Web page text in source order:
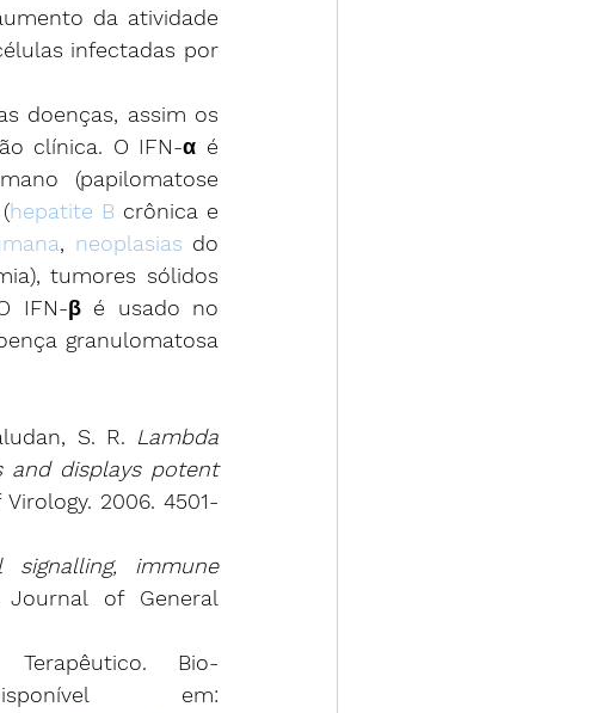
da atividade
infectadas por
doenças, assim os
clínica. O IFN-α é
(papilomatose
hepatite B
, neoplasias
tumores sólidos
IFN-β é usado no
granulomatosa
S. R. Lambda
and displays potent
2006. 4501-
signalling, immune
Journal of General
Bio-
em: